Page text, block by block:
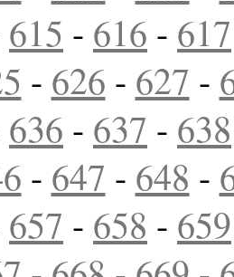
615 - 616 - 617
- 626 - 627 -
636 - 637 - 638
- 647 - 648 -
657 - 658 - 659